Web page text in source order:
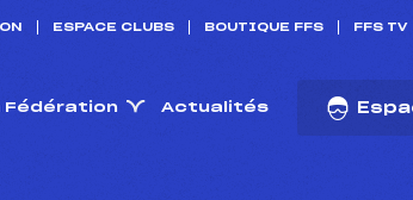
ESPACE CLUBS BOUTIQUE FFS FFS TV
Fédération Actualités